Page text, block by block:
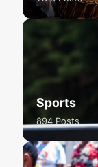
Sports
894 Posts